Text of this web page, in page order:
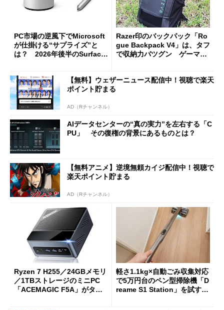
PC市場の逆風下でMicrosoft
が仕掛ける“サプライズ”と
は？ 2026年後半のSurface
Razer印のバックパック「Ro
gue Backpack V4」は、タフ
で収納力バツグン ゲーマー
【無料】ウェザーニュース配信中！視聴で楽天
ポイント貯まる
AD（Rチャンネル）
AIデータセンターの“真の実力”を左右する「C
PU」 その復権の背景にあるものとは？
【無料アニメ】逆境無頼カイジ配信中！視聴で
楽天ポイント貯まる
AD（Rチャンネル）
Ryzen 7 H255／24GBメモリ
／1TBストレージのミニPC
「ACEMAGIC F5A」がタイ
軽さ1.1kg×自動ごみ収集対応
で5万円台のペン型掃除機「D
reame S1 Station」を試す